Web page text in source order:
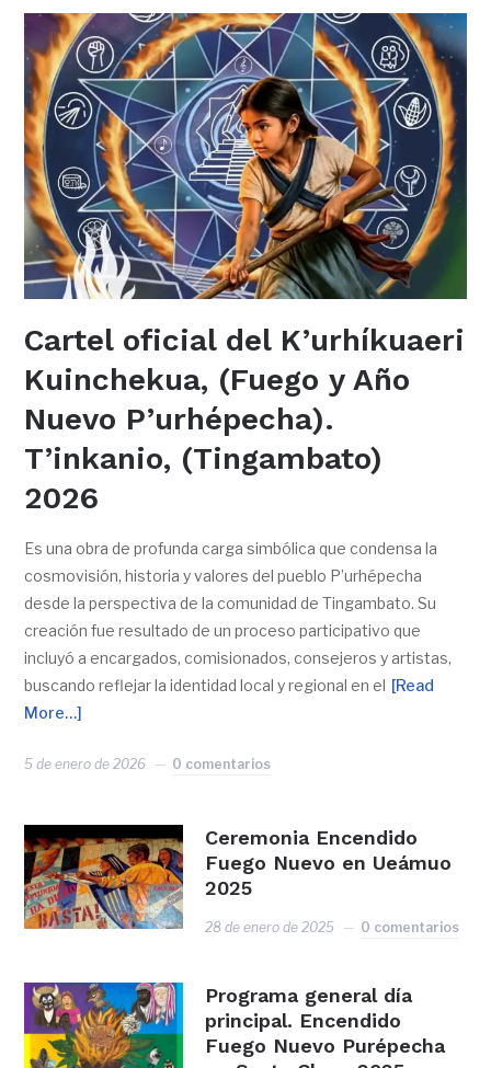
Cartel oficial del K’urhíkuaeri
Kuinchekua, (Fuego y Año
Nuevo P’urhépecha).
T’inkanio, (Tingambato)
2026
Es una obra de profunda carga simbólica que condensa la
cosmovisión, historia y valores del pueblo P’urhépecha
desde la perspectiva de la comunidad de Tingambato. Su
creación fue resultado de un proceso participativo que
incluyó a encargados, comisionados, consejeros y artistas,
buscando reflejar la identidad local y regional en el [Read
More…]
5 de enero de 2026 0 comentarios
Ceremonia Encendido
Fuego Nuevo en Ueámuo
2025
28 de enero de 2025 0 comentarios
Programa general día
principal. Encendido
Fuego Nuevo Purépecha